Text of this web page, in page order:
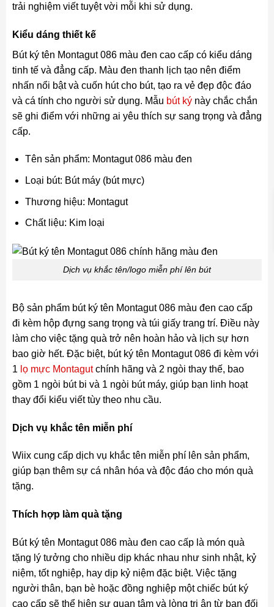
trải nghiệm viết tuyệt vời mỗi khi sử dụng.
Kiểu dáng thiết kế
Bút ký tên Montagut 086 màu đen cao cấp có kiểu dáng
tinh tế và đẳng cấp. Màu đen thanh lịch tạo nên điểm
nhấn nổi bật và cuốn hút cho bút, tạo ra vẻ đẹp độc đáo
và cá tính cho người sử dụng. Mẫu bút kýnày chắc chắn
sẽ ghi điểm với những ai yêu thích sự sang trọng và đẳng
cấp.
Tên sản phẩm: Montagut 086 màu đen
Loại bút: Bút máy (bút mực)
Thương hiệu: Montagut
Chất liệu: Kim loại
Dịch vụ khắc tên/logo miễn phí lên bút
Bộ sản phẩm bút ký tên Montagut 086 màu đen cao cấp
đi kèm hộp đựng sang trọng và túi giấy trang trí. Điều này
làm cho việc tặng quà trở nên hoàn hảo và lịch sự hơn
bao giờ hết. Đặc biệt, bút ký tên Montagut 086 đi kèm với
1 lọ mực Montagutchính hãng và 2 ngòi thay thế, bao
gồm 1 ngòi bút bi và 1 ngòi bút máy, giúp bạn linh hoạt
thay đổi kiểu viết tùy theo nhu cầu.
Dịch vụ khắc tên miễn phí
Wiix cung cấp dịch vụ khắc tên miễn phí lên sản phẩm,
giúp bạn thêm sự cá nhân hóa và độc đáo cho món quà
tặng.
Thích hợp làm quà tặng
Bút ký tên Montagut 086 màu đen cao cấp là món quà
tặng lý tưởng cho nhiều dịp khác nhau như sinh nhật, kỷ
niệm, tốt nghiệp, hay dịp kỷ niệm đặc biệt. Việc tặng
người thân, bạn bè hoặc đồng nghiệp một chiếc bút ký
cao cấp sẽ thể hiện sự quan tâm và lòng tri ân từ bạn đối